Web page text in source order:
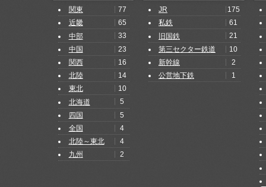
関東
77
近畿
65
中部
33
中国
23
関西
16
北陸
14
東北
10
北海道
5
四国
5
全国
4
北陸～東北
4
九州
2
JR
175
私鉄
61
旧国鉄
21
第三セクター鉄道
10
新幹線
2
公営地下鉄
1